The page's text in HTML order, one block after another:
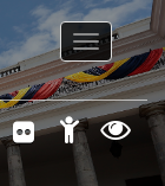
Toggle